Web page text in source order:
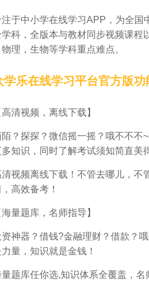
注于中小学在线学习APP，为全国
科，全版本与教材同步视频课程
理，生物等学科重点难点。
学乐在线学习平台官方版功
高清视频，离线下载】
陌？探探？微信摇一摇？哦不不不
知识，同时了解考试须知简直美
清视频离线下载！不管去哪儿，不
高效备考！
海量题库，名师指导】
资神器？借钱?金融理财？借款？
量，知识就是金钱！
量题库任你选,知识体系全覆盖，